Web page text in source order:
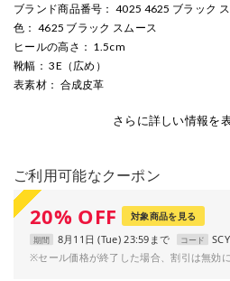
ブランド商品番号 ： 4025 4625 ブラック
色 ： 4625 ブラック スムース
ヒールの高さ ： 1.5cm
靴幅 ： 3E（広め）
表素材： 合成皮革
さらに詳しい情報を
ご利用可能なクーポン
20% OFF 対象商品を見る
期間 8月11日 (Tue) 23:59まで コード
※セール価格が終了した場合、割引は無効